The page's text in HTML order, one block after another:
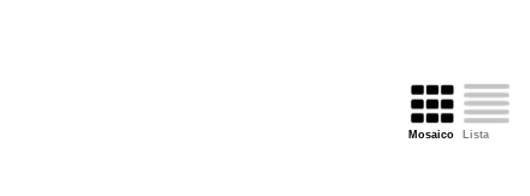
Lista
Mosaico